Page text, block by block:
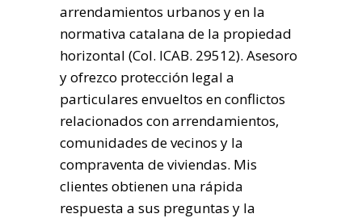
arrendamientos urbanos y en la
normativa catalana de la propiedad
horizontal (Col. ICAB. 29512). Asesoro
y ofrezco protección legal a
particulares envueltos en conflictos
relacionados con arrendamientos,
comunidades de vecinos y la
compraventa de viviendas. Mis
clientes obtienen una rápida
respuesta a sus preguntas y la